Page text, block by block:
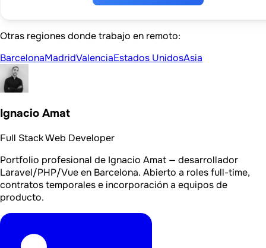
Otras regiones donde trabajo en remoto:
BarcelonaMadridValenciaEstados UnidosAsia
Ignacio Amat
Full Stack Web Developer
Portfolio profesional de Ignacio Amat — desarrollador
Laravel/PHP/Vue en Barcelona. Abierto a roles full-time,
contratos temporales e incorporación a equipos de
producto.